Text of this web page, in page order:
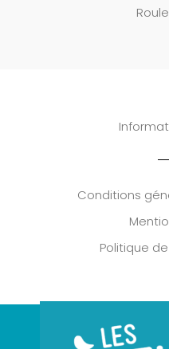
Conditions
Politique